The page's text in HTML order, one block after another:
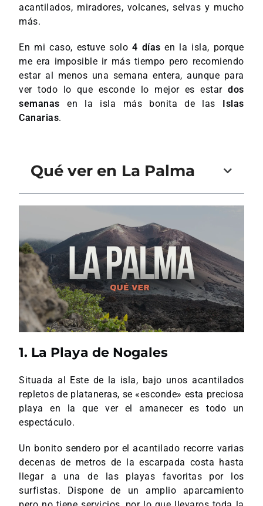
acantilados, miradores, volcanes, selvas y mucho
más.
En mi caso, estuve solo4 días en la isla, porque
me era imposible ir más tiempo pero recomiendo
estar al menos una semana entera, aunque para
ver todo lo que esconde lo mejor es estardos
semanas en la isla más bonita de las
Islas
Canarias.
Qué ver en La Palma
1. La Playa de Nogales
Situada al Este de la isla, bajo unos acantilados
repletos de plataneras, se «esconde» esta preciosa
playa en la que ver el amanecer es todo un
espectáculo.
Un bonito sendero por el acantilado recorre varias
decenas de metros de la escarpada costa hasta
llegar a una de las playas favoritas por los
surfistas. Dispone de un amplio aparcamiento